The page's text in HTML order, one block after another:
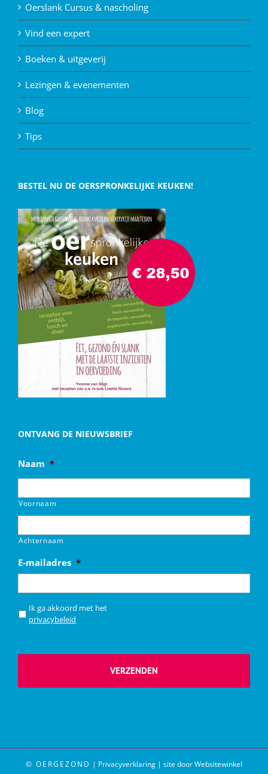
Oerslank Cursus & nascholing
Vind een expert
Boeken & uitgeverij
Lezingen & evenementen
Blog
Tips
BESTEL NU DE OERSPRONKELIJKE KEUKEN!
ONTVANG DE NIEUWSBRIEF
Naam *
Voornaam
Achternaam
E-mailadres *
Ik ga akkoord met het
privacybeleid
© OERGEZOND | Privacyverklaring | site door Websitewinkel